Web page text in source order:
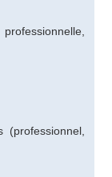
(professionnel,